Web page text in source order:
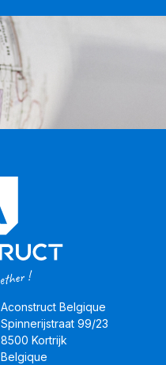
Aconstruct Belgique
Spinnerijstraat 99/23
8500 Kortrijk
Belgique